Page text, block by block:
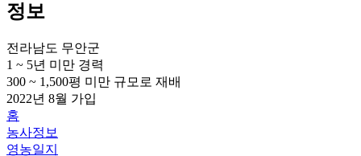
정보
전라남도 무안군
1 ~ 5년 미만 경력
300 ~ 1,500평 미만 규모로 재배
2022년 8월 가입
홈
농사정보
영농일지